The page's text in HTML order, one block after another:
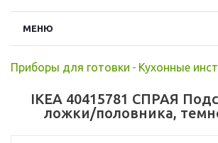
МЕНЮ
Приборы для готовки - Кухонные
IKEA 40415781 СПРАЯ
ложки/половника,